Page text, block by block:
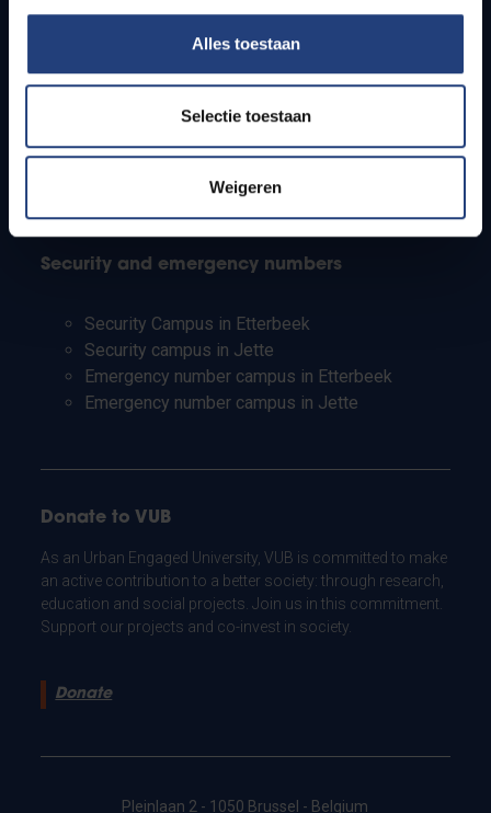
Alles toestaan
Selectie toestaan
Weigeren
Students
PhD students
Teachers and secondary schools
Working students
Security and emergency numbers
Security Campus in Etterbeek
Security campus in Jette
Emergency number campus in Etterbeek
Emergency number campus in Jette
Donate to VUB
As an Urban Engaged University, VUB is committed to make
an active contribution to a better society: through research,
education and social projects. Join us in this commitment.
Support our projects and co-invest in society.
Donate
Pleinlaan 2 - 1050 Brussel - Belgium